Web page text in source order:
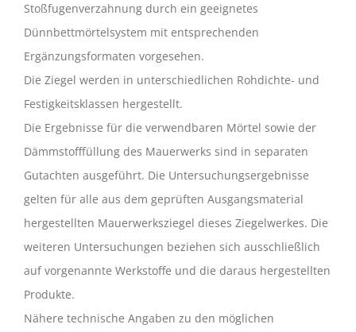
Stoßfugenverzahnung durch ein geeignetes
Dünnbettmörtelsystem mit entsprechenden
Ergänzungsformaten vorgesehen.
Die Ziegel werden in unterschiedlichen Rohdichte- und
Festigkeitsklassen hergestellt.
Die Ergebnisse für die verwendbaren Mörtel sowie der
Dämmstofffüllung des Mauerwerks sind in separaten
Gutachten ausgeführt. Die Untersuchungsergebnisse
gelten für alle aus dem geprüften Ausgangsmaterial
hergestellten Mauerwerksziegel dieses Ziegelwerkes. Die
weiteren Untersuchungen beziehen sich ausschließlich
auf vorgenannte Werkstoffe und die daraus hergestellten
Produkte.
Nähere technische Angaben zu den möglichen